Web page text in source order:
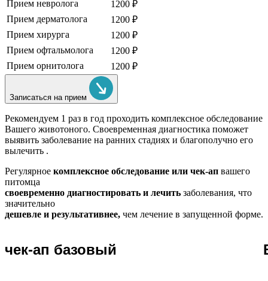
Прием невролога
1200 ₽
Прием дерматолога
1200 ₽
Прием хирурга
1200 ₽
Прием офтальмолога
1200 ₽
Прием орнитолога
1200 ₽
Записаться на прием
Рекомендуем 1 раз в год проходить комплексное обследование
Вашего животоного. Своевременная диагностика поможет
выявить заболевание на ранних стадиях и благополучно его
вылечить .
Регулярное комплексное обследование или чек-ап вашего
питомца
своевременно диагностировать и лечить заболевания, что
значительно
дешевле и результативнее, чем лечение в запущенной форме.
чек-ап базовый